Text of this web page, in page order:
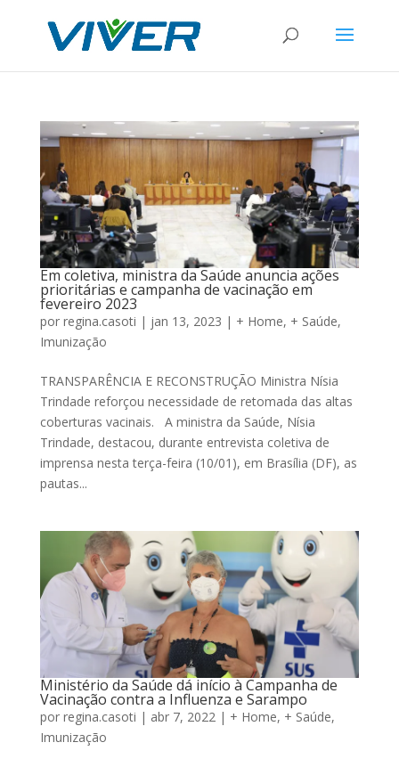
Em coletiva, ministra da Saúde anuncia ações
prioritárias e campanha de vacinação em
fevereiro 2023
por regina.casoti | jan 13, 2023 | + Home, + Saúde,
Imunização
TRANSPARÊNCIA E RECONSTRUÇÃO Ministra Nísia
Trindade reforçou necessidade de retomada das altas
coberturas vacinais. A ministra da Saúde, Nísia
Trindade, destacou, durante entrevista coletiva de
imprensa nesta terça-feira (10/01), em Brasília (DF), as
pautas...
Ministério da Saúde dá início à Campanha de
Vacinação contra a Influenza e Sarampo
por regina.casoti | abr 7, 2022| + Home, + Saúde,
Imunização